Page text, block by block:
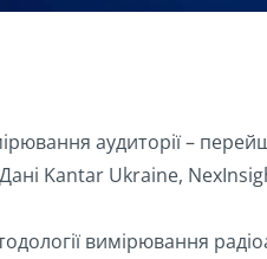
аудиторії –
Kantar Ukraine,
вимірювання